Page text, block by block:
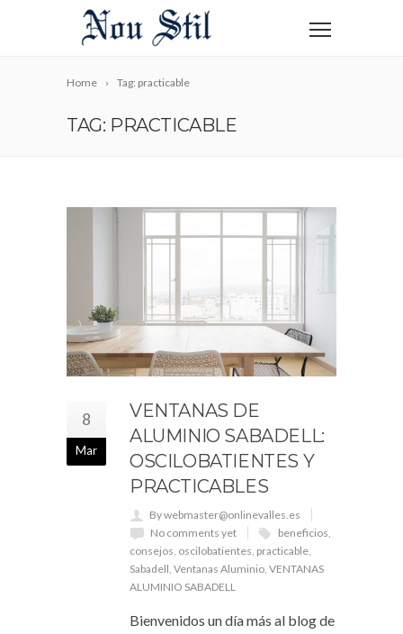
Home Tag: practicable
TAG: PRACTICABLE
8
Mar
VENTANAS DE
ALUMINIO SABADELL:
OSCILOBATIENTES Y
PRACTICABLES
By webmaster@onlinevalles.es
No comments yet
beneficios
consejos oscilobatientes practicable
Sabadell Ventanas Aluminio VENTANAS
ALUMINIO SABADELL
Bienvenidos un día más al blog de